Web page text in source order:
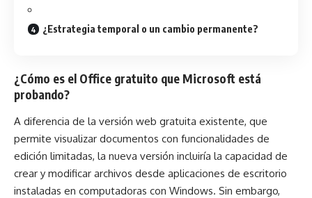
¿Estrategia temporal o un cambio permanente?
¿Cómo es el Office gratuito que Microsoft está
probando?
A diferencia de la versión web gratuita existente, que
permite visualizar documentos con funcionalidades de
edición limitadas, la nueva versión incluiría la capacidad de
crear y modificar archivos desde aplicaciones de escritorio
instaladas en computadoras con Windows. Sin embargo,